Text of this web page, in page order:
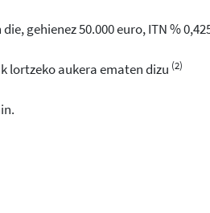
gehienez 50.000 euro, ITN %
lortzeko aukera ematen dizu (2)